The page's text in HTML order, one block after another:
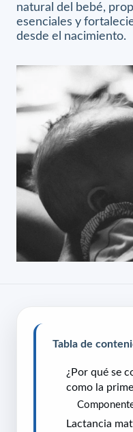
natural del bebé,
esenciales y
desde el nacimiento.
Tabla de
¿Por qué se
como la
Lactancia